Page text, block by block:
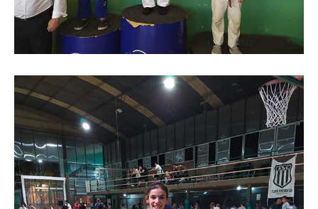
Secretaría administrativa
Secretario tesorero
Secretaría gremial
Secretaría de organización
Secretaría de turismo
Secretaría de deporte
Secretaría de acción social